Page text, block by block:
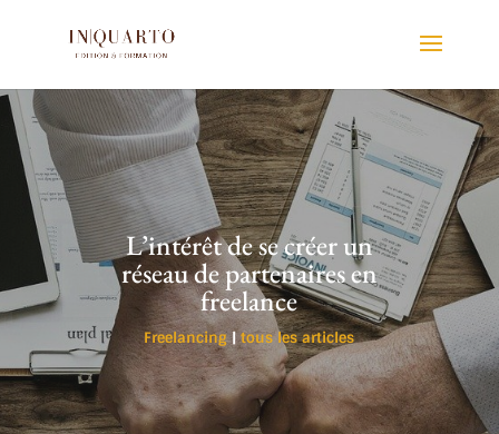
L’intérêt de se créer un
réseau de partenaires en
freelance
Freelancing|tous les articles